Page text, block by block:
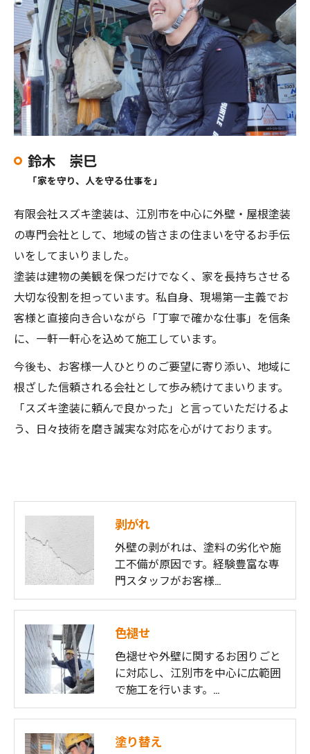
鈴木 崇巳
「家を守り、人を守る仕事を」
有限会社スズキ塗装は、江別市を中心に外壁・屋根塗装
の専門会社として、地域の皆さまの住まいを守るお手伝
いをしてまいりました。
塗装は建物の美観を保つだけでなく、家を長持ちさせる
大切な役割を担っています。私自身、現場第一主義でお
客様と直接向き合いながら「丁寧で確かな仕事」を信条
に、一軒一軒心を込めて施工しています。
今後も、お客様一人ひとりのご要望に寄り添い、地域に
根ざした信頼される会社として歩み続けてまいります。
「スズキ塗装に頼んで良かった」と言っていただけるよ
う、日々技術を磨き誠実な対応を心がけております。
剥がれ
外壁の剥がれは、塗料の劣化や施
工不備が原因です。経験豊富な専
門スタッフがお客様…
色褪せ
色褪せや外壁に関するお困りごと
に対応し、江別市を中心に広範囲
で施工を行います。…
塗り替え
お問い合わせはこちら